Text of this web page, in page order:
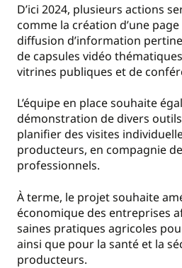
D’ici 2024, plusieurs actions
comme la création d’une
diffusion d’information
de capsules vidéo
vitrines publiques et de
L’équipe en place souhaite
démonstration de divers outils
planifier des visites
producteurs, en compagnie
professionnels.
À terme, le projet souhaite
économique des entreprises
saines pratiques agricoles
ainsi que pour la santé et la
producteurs.